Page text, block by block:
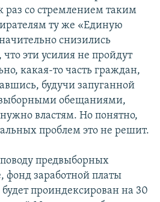
раз со стремлением таким
ту же «Единую
снизились
эти усилия не пройдут
какая-то часть граждан,
будучи запуганной
обещаниями,
нужно властям. Но понятно,
проблем это не решит.
предвыборных
заработной платы
будет проиндексирован на 30